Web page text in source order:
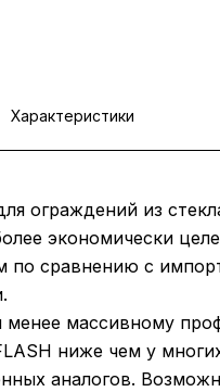
Характеристики
ограждений из
экономически
по сравнению с
менее массивному
ниже чем у
аналогов.